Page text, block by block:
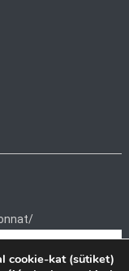
cookie-kat (sütiket)